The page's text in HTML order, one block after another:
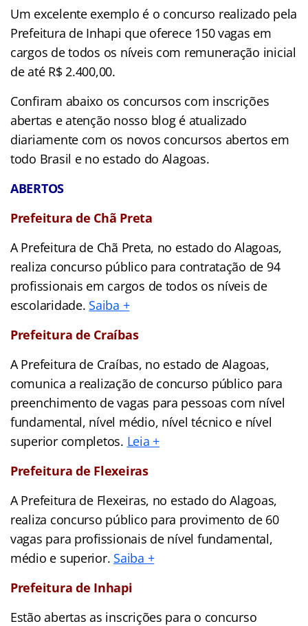
Um excelente exemplo é o concurso realizado pela
Prefeitura de Inhapi que oferece 150 vagas em
cargos de todos os níveis com remuneração inicial
de até R$ 2.400,00.
Confiram abaixo os concursos com inscrições
abertas e atenção nosso blog é atualizado
diariamente com os novos concursos abertos em
todo Brasil e no estado do Alagoas.
ABERTOS
Prefeitura de Chã Preta
A Prefeitura de Chã Preta, no estado do Alagoas,
realiza concurso público para contratação de 94
profissionais em cargos de todos os níveis de
escolaridade. Saiba +
Prefeitura de Craíbas
A Prefeitura de Craíbas, no estado de Alagoas,
comunica a realização de concurso público para
preenchimento de vagas para pessoas com nível
fundamental, nível médio, nível técnico e nível
superior completos. Leia +
Prefeitura de Flexeiras
A Prefeitura de Flexeiras, no estado do Alagoas,
realiza concurso público para provimento de 60
vagas para profissionais de nível fundamental,
médio e superior. Saiba +
Prefeitura de Inhapi
Estão abertas as inscrições para o concurso